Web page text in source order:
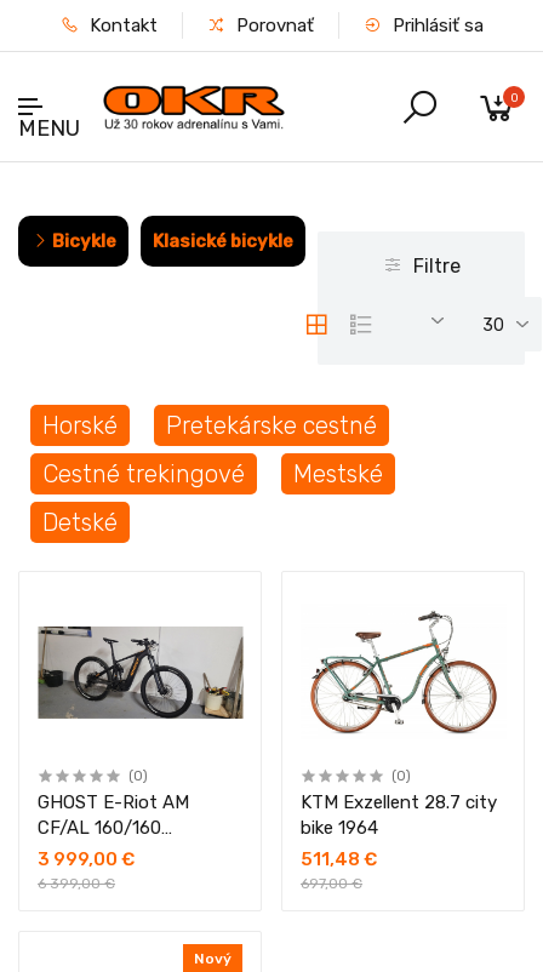
Kontakt Porovnať Prihlásiť sa
MENU
0
Klasické bicykle
Bicykle
Filtre
30
Horské
Pretekárske cestné
Cestné trekingové
Mestské
Detské
(0)
GHOST E-Riot AM
CF/AL 160/160
Advanced jazdenka
3 999,00 €
6 399,00 €
(0)
KTM Exzellent 28.7 city
bike 1964
511,48 €
697,00 €
Nový